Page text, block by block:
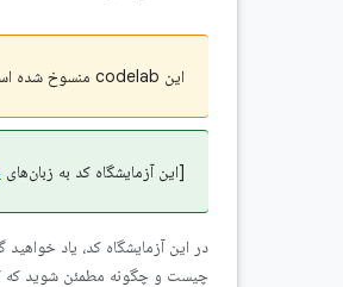
این codelab منسوخ شده است و به زودی حذف خواهد شد.
[این آزمایشگاه کد به زبان‌های
در این آزمایشگاه کد، یاد
چیست و چگونه مطمئن شوید که